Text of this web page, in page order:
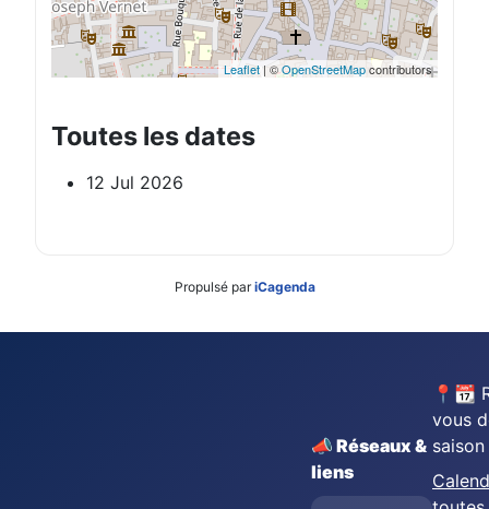
Leaflet | ©OpenStreetMapcontributors
Toutes les dates
12 Jul 2026
Propulsé pariCagenda
📣 Réseaux &
liens
📍📆
vous
saison